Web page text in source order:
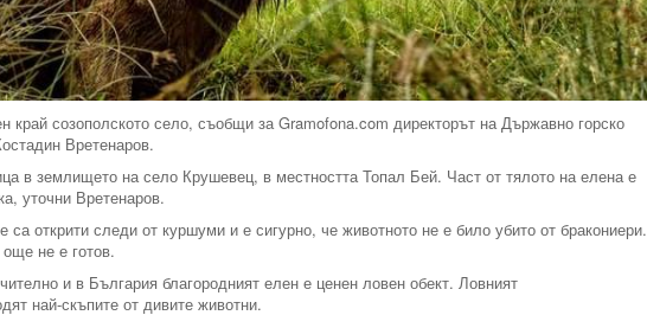
край созополското село, съобщи за Gramofona.com директорът на Държавно горско
Вретенаров.
в землището на село Крушевец, в местността Топал Бей. Част от тялото на елена е
уточни Вретенаров.
са открити следи от куршуми и е сигурно, че животното не е било убито от бракониери.
не е готов.
и в България благородният елен е ценен ловен обект. Ловният
най-скъпите от дивите животни.